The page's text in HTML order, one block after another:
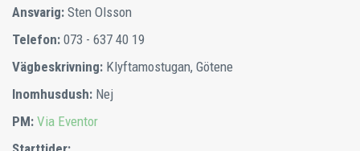
Ansvarig: Sten Olsson
Telefon: 073 - 637 40 19
Vägbeskrivning: Klyftamostugan, Götene
Inomhusdush: Nej
PM: Via Eventor